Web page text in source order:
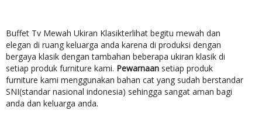
Buffet Tv Mewah Ukiran Klasikterlihat begitu mewah dan
elegan di ruang keluarga anda karena di produksi dengan
bergaya klasik dengan tambahan beberapa ukiran klasik di
setiap produk furniture kami. Pewarnaan setiap produk
furniture kami menggunakan bahan cat yang sudah berstandar
SNI(standar nasional indonesia) sehingga sangat aman bagi
anda dan keluarga anda.